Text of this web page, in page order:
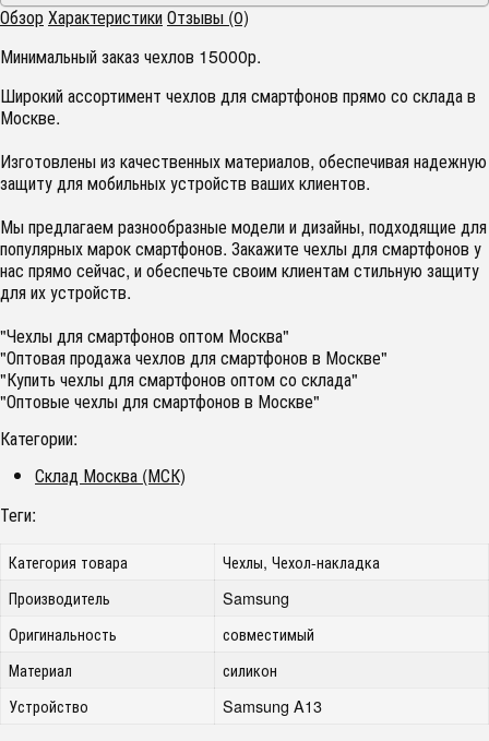
ОбзорХарактеристикиОтзывы (0)
Минимальный заказ чехлов 15000р.
Широкий ассортимент чехлов для смартфонов прямо со склада в
Москве.
Изготовлены из качественных материалов, обеспечивая надежную
защиту для мобильных устройств ваших клиентов.
Мы предлагаем разнообразные модели и дизайны, подходящие для
популярных марок смартфонов. Закажите чехлы для смартфонов у
нас прямо сейчас, и обеспечьте своим клиентам стильную защиту
для их устройств.
"Чехлы для смартфонов оптом Москва"
"Оптовая продажа чехлов для смартфонов в Москве"
"Купить чехлы для смартфонов оптом со склада"
"Оптовые чехлы для смартфонов в Москве"
Категории:
Склад Москва (МСК)
Теги:
Категория товара
Чехлы, Чехол-накладка
Производитель
Samsung
Оригинальность
совместимый
Материал
силикон
Устройство
Samsung A13